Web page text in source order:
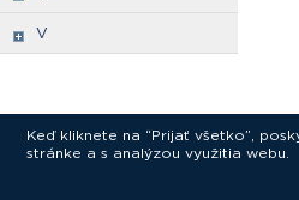
V
Keď kliknete na “Prijať všetko”,
stránke a s analýzou využitia webu.